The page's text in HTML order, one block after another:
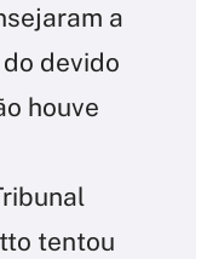
a
devido
houve
tentou